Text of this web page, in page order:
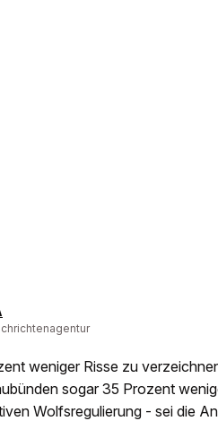
weniger Risse zu
sogar 35 Prozent
Wolfsregulierung - sei die